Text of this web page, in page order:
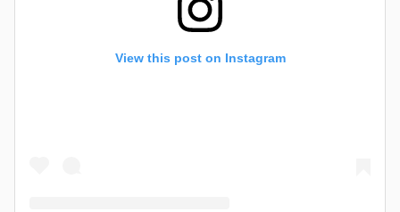
View this post on Instagram